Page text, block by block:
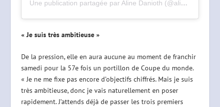
Une publication partagée par Aline Danioth (@alinedanioth)
« Je suis très ambitieuse »
De la pression, elle en aura aucune au moment de franchir
samedi pour la 57e fois un portillon de Coupe du monde.
« Je ne me fixe pas encore d’objectifs chiffrés. Mais je suis
très ambitieuse, donc je vais naturellement en poser
rapidement. J’attends déjà de passer les trois premiers